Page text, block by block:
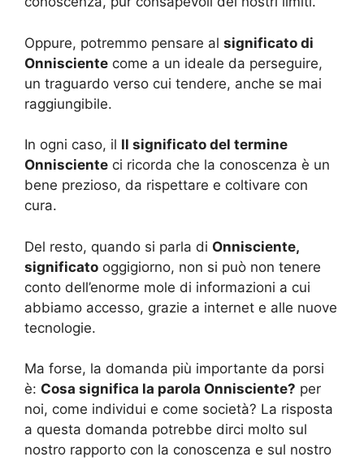
Oppure, potremmo pensare al significato di
Onnisciente come a un ideale da perseguire,
un traguardo verso cui tendere, anche se mai
raggiungibile.
In ogni caso, il Il significato del termine
Onnisciente ci ricorda che la conoscenza è un
bene prezioso, da rispettare e coltivare con
cura.
Del resto, quando si parla di Onnisciente,
significato oggigiorno, non si può non tenere
conto dell’enorme mole di informazioni a cui
abbiamo accesso, grazie a internet e alle nuove
tecnologie.
Ma forse, la domanda più importante da porsi
è: Cosa significa la parola Onnisciente? per
noi, come individui e come società? La risposta
a questa domanda potrebbe dirci molto sul
nostro rapporto con la conoscenza e sul nostro